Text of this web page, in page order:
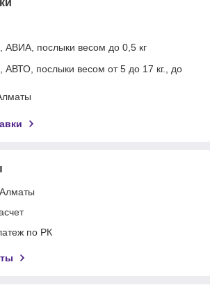
АВИА, послыки весом до 0,5 кг
АВТО, послыки весом от 5 до 17 кг., до
по РК